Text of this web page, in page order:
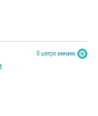
В центре внимания